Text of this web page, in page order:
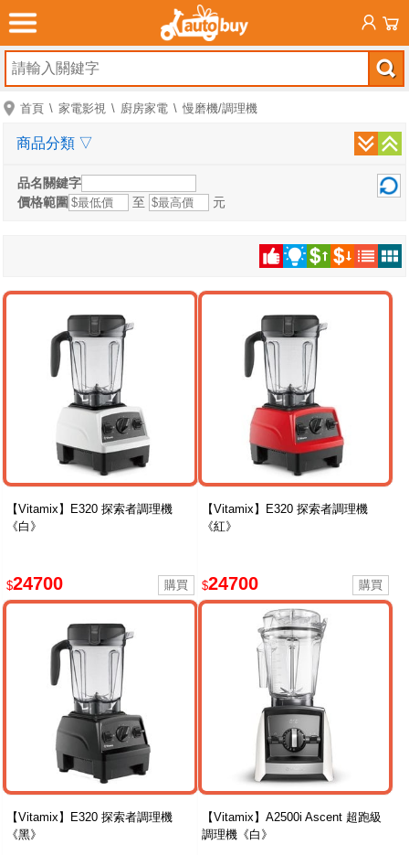
首頁 家電影視 廚房家電 慢磨機/調理機
品名關鍵字
價格範圍
至 元
【Vitamix】E320 探索者調理機
《白》
$24700
【Vitamix】E320 探索者調理機
《紅》
$24700
【Vitamix】E320 探索者調理機
《黑》
【Vitamix】A2500i Ascent 超跑級
調理機《白》
商品分類 ▽